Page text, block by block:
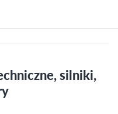
silniki,